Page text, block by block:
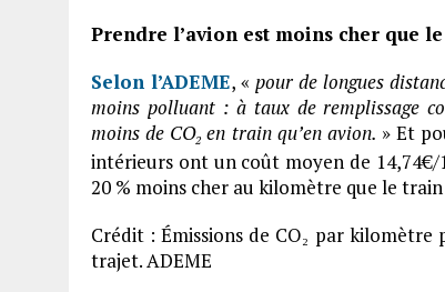
Prendre l’avion est moins cher que
Selon l’ADEME, « pour de longues
moins polluant : à taux de remplissage
moins de CO2 en train qu’en avion. » Et
intérieurs ont un coût moyen de
20 % moins cher au kilomètre que le
Crédit : Émissions de CO₂ par
trajet. ADEME